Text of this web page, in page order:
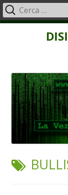
Menu
principale
TAG: